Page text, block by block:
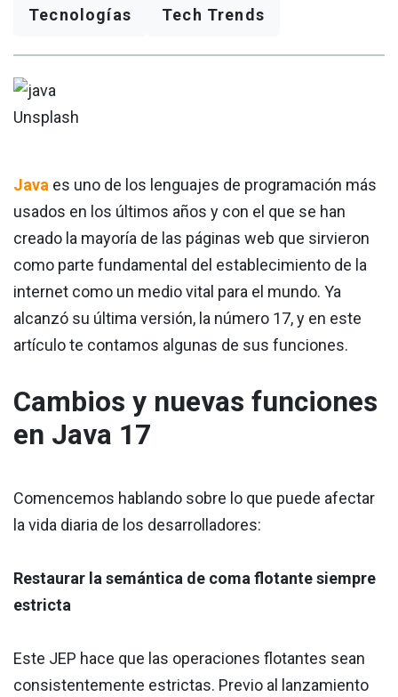
Tecnologías Tech Trends
Unsplash
Java es uno de los lenguajes de programación más
usados en los últimos años y con el que se han
creado la mayoría de las páginas web que sirvieron
como parte fundamental del establecimiento de la
internet como un medio vital para el mundo. Ya
alcanzó su última versión, la número 17, y en este
artículo te contamos algunas de sus funciones.
Cambios y nuevas funciones
en Java 17
Comencemos hablando sobre lo que puede afectar
la vida diaria de los desarrolladores:
Restaurar la semántica de coma flotante siempre
estricta
Este JEP hace que las operaciones flotantes sean
consistentemente estrictas. Previo al lanzamiento